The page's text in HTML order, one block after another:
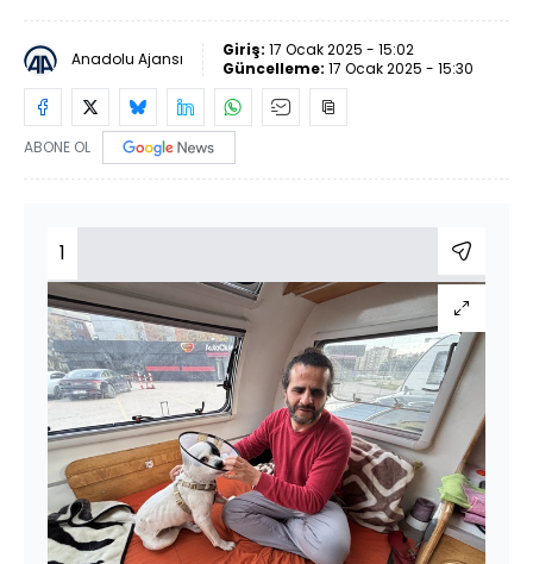
Anadolu Ajansı Giriş: 17 Ocak 2025 - 15:02
Güncelleme: 17 Ocak 2025 - 15:30
ABONE OL
1